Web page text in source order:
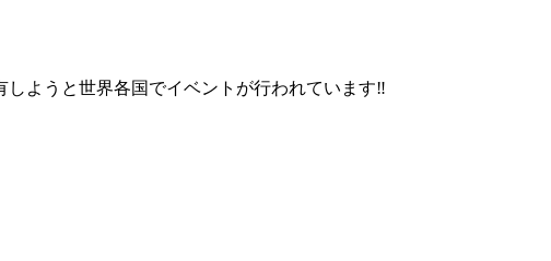
ようと世界各国でイベントが行われています‼︎